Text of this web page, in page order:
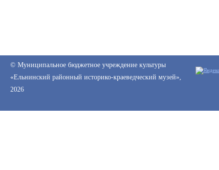
© Муниципальное бюджетное учреждение культуры
«Ельнинский районный историко-краеведческий музей»,
2026